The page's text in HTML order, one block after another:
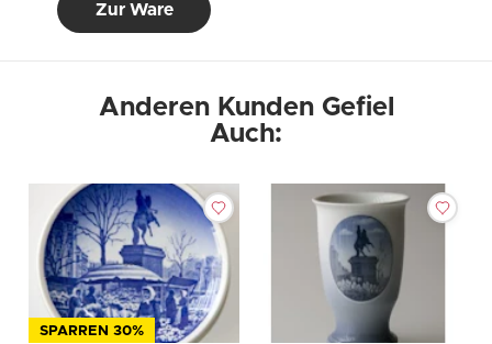
Zur Ware
Anderen Kunden Gefiel
Auch:
SPARREN 30%